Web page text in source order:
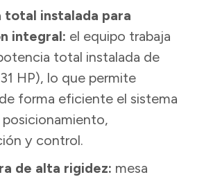
total instalada para
integral: el equipo trabaja
total instalada de
HP), lo que permite
forma eficiente el sistema
y control.
de alta rigidez: mesa